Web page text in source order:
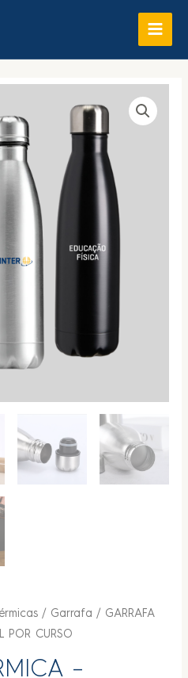
/ Garrafa / GARRAFA
POR CURSO
–